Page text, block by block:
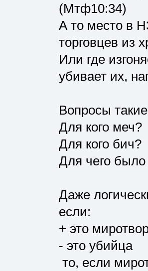
(Мтф10:34)
А то место в
торговцев из
Или где
убивает их,
Вопросы
Для кого меч?
Для кого бич?
Для чего
Даже
если:
+ это
- это убийца
то, если